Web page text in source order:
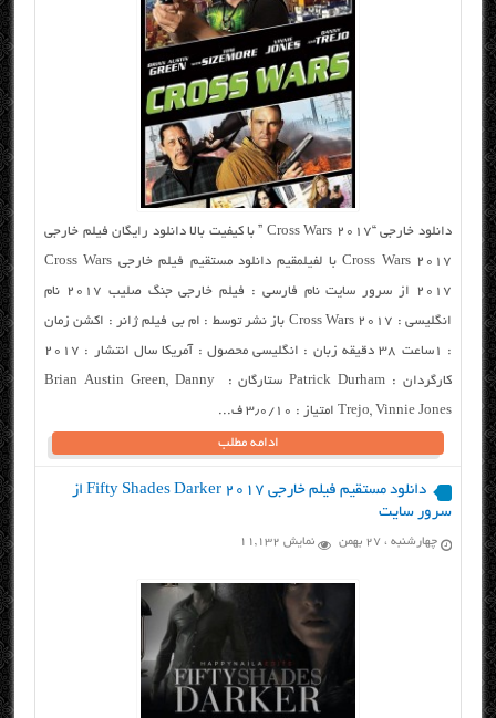
دانلود خارجی “Cross Wars 2017 ” با کیفیت بالا دانلود رایگان فیلم خارجی
Cross Wars 2017 با لفیلمقیم دانلود مستقیم فیلم خارجی Cross Wars
2017 از سرور سایت نام فارسی : فیلم خارجی جنگ صلیب ۲۰۱۷ نام
انگلیسی : Cross Wars 2017 باز نشر توسط : ام بی فیلم ژانر : اکشن زمان
: ۱ساعت ۳۸ دقیقه زبان : انگلیسی محصول : آمریکا سال انتشار : ۲۰۱۷
کارگردان : Patrick Durham ستارگان : Brian Austin Green, Danny
Trejo, Vinnie Jones امتیاز : ۳٫۰/۱۰ ف...
ادامه مطلب
دانلود مستقیم فیلم خارجی Fifty Shades Darker 2017 از
سرور سایت
چهارشنبه ، ۲۷ بهمن نمایش 11,132